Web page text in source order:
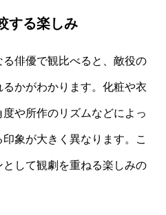
する楽しみ
俳優で観比べると、敵役の
かがわかります。化粧や衣
や所作のリズムなどによっ
象が大きく異なります。こ
して観劇を重ねる楽しみの